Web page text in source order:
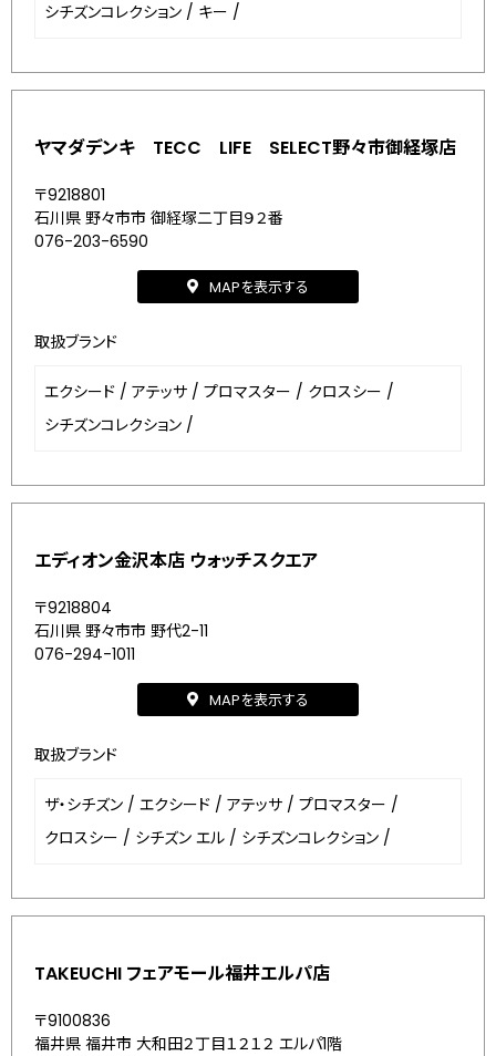
シチズンコレクション / キー /
ヤマダデンキ TECC LIFE SELECT野々市御経塚店
〒9218801
石川県 野々市市 御経塚二丁目９２番
076-203-6590
MAPを表示する
取扱ブランド
エクシード / アテッサ / プロマスター / クロスシー /
シチズンコレクション /
エディオン金沢本店 ウォッチスクエア
〒9218804
石川県 野々市市 野代2-11
076-294-1011
MAPを表示する
取扱ブランド
ザ・シチズン / エクシード / アテッサ / プロマスター /
クロスシー / シチズン エル / シチズンコレクション /
TAKEUCHI フェアモール福井エルパ店
〒9100836
福井県 福井市 大和田２丁目１２１２ エルパ1階